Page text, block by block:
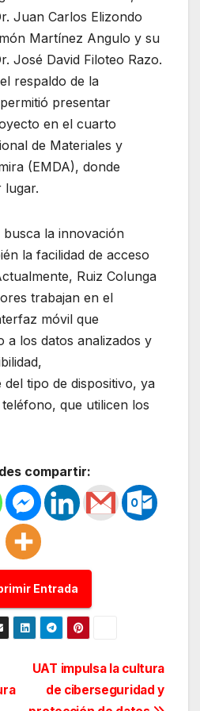
Juan Carlos Elizondo
Martínez Angulo y su
José David Filoteo Razo.
respaldo de la
presentar
en el cuarto
de Materiales y
(EMDA), donde
lugar.
la innovación
la facilidad de acceso
Ruiz Colunga
trabajan en el
móvil que
a los datos analizados y
del tipo de dispositivo, ya
que utilicen los
compartir:
Entrada
UAT impulsa la cultura
de ciberseguridad y